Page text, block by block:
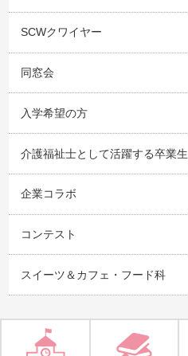
SCWクワイヤー
同窓会
入学希望の方
介護福祉士として活躍する卒業生
企業コラボ
コンテスト
スイーツ＆カフェ・フード科